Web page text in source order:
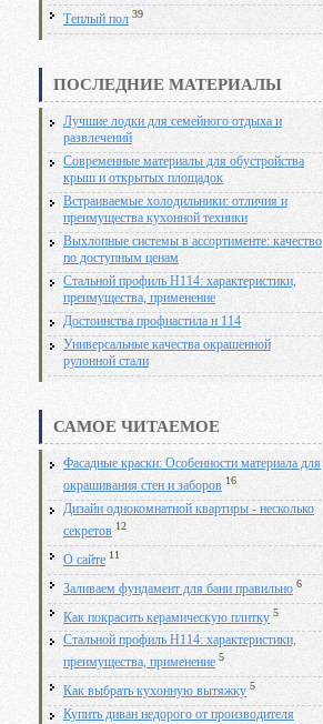
Теплый пол 39
ПОСЛЕДНИЕ МАТЕРИАЛЫ
Лучшие лодки для семейного отдыха и
развлечений
Современные материалы для обустройства
крыш и открытых площадок
Встраиваемые холодильники: отличия и
преимущества кухонной техники
Выхлопные системы в ассортименте: качество
по доступным ценам
Стальной профиль Н114: характеристики,
преимущества, применение
Достоинства профнастила н 114
Универсальные качества окрашенной
рулонной стали
САМОЕ ЧИТАЕМОЕ
Фасадные краски: Особенности материала для
окрашивания стен и заборов 16
Дизайн однокомнатной квартиры - несколько
секретов 12
О сайте 11
Заливаем фундамент для бани правильно 6
Как покрасить керамическую плитку 5
Стальной профиль Н114: характеристики,
преимущества, применение 5
Как выбрать кухонную вытяжку 5
Купить диван недорого от производителя